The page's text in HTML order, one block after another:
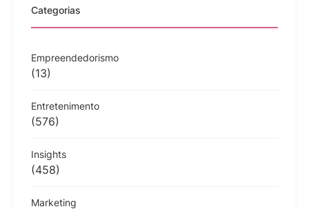
Categorias
Empreendedorismo
(13)
Entretenimento
(576)
Insights
(458)
Marketing